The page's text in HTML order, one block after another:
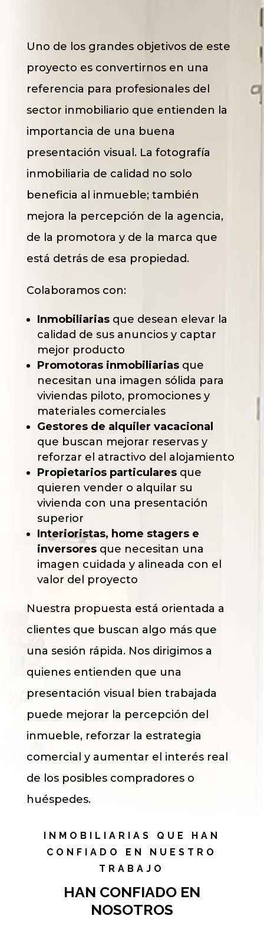
Uno de los grandes objetivos de este
proyecto es convertirnos en una
referencia para profesionales del
sector inmobiliario que entienden la
importancia de una buena
presentación visual. La fotografía
inmobiliaria de calidad no solo
beneficia al inmueble; también
mejora la percepción de la agencia,
de la promotora y de la marca que
está detrás de esa propiedad.
Colaboramos con:
Inmobiliariasque desean elevar la
calidad de sus anuncios y captar
mejor producto
Promotoras inmobiliariasque
necesitan una imagen sólida para
viviendas piloto, promociones y
materiales comerciales
Gestores de alquiler vacacional
que buscan mejorar reservas y
reforzar el atractivo del alojamiento
Propietarios particularesque
quieren vender o alquilar su
vivienda con una presentación
superior
Interioristas, home stagers e
inversoresque necesitan una
imagen cuidada y alineada con el
valor del proyecto
Nuestra propuesta está orientada a
clientes que buscan algo más que
una sesión rápida. Nos dirigimos a
quienes entienden que una
presentación visual bien trabajada
puede mejorar la percepción del
inmueble, reforzar la estrategia
comercial y aumentar el interés real
de los posibles compradores o
huéspedes.
INMOBILIARIAS QUE HAN
CONFIADO EN NUESTRO
TRABAJO
HAN CONFIADO EN
NOSOTROS